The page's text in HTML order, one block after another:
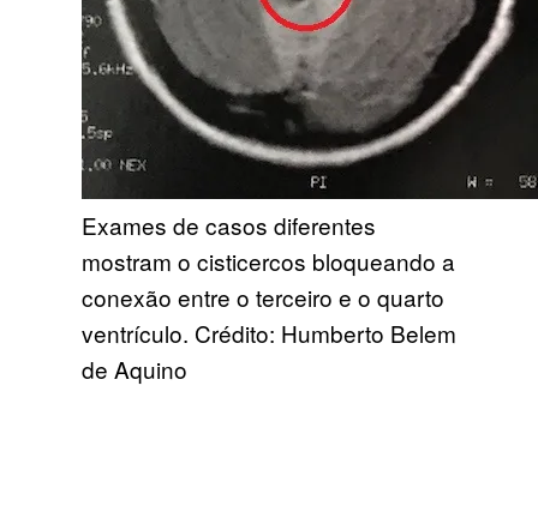
Exames de casos diferentes
mostram o cisticercos bloqueando a
conexão entre o terceiro e o quarto
ventrículo. Crédito: Humberto Belem
de Aquino